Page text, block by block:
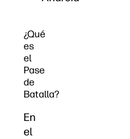
¿Qué
es
el
Pase
de
Batalla?
En
el